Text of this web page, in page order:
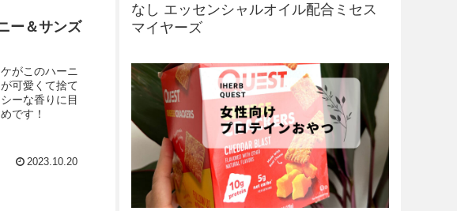
ー＆サンズ
がこのハーニ
可愛くて捨て
ーな香りに目
です！
2023.10.20
なし エッセンシャルオイル配合ミセス
マイヤーズ